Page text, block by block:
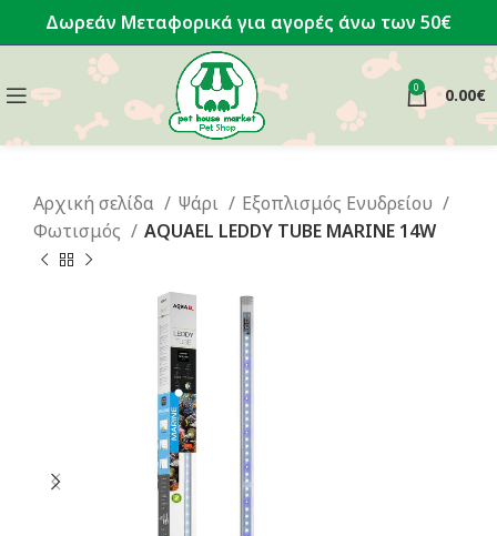
Δωρεάν Μεταφορικά για αγορές άνω των 50€
0 0.00€
Αρχική σελίδα Ψάρι
Εξοπλισμός Ενυδρείου
Φωτισμός
AQUAEL LEDDY TUBE MARINE 14W